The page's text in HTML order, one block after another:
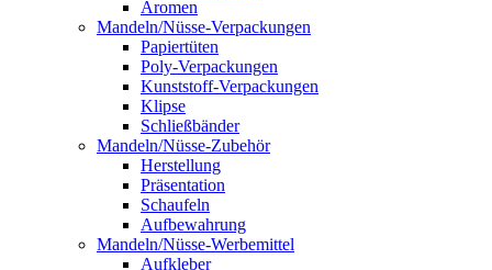
Aromen
Mandeln/Nüsse-Verpackungen
Papiertüten
Poly-Verpackungen
Kunststoff-Verpackungen
Klipse
Schließbänder
Mandeln/Nüsse-Zubehör
Herstellung
Präsentation
Schaufeln
Aufbewahrung
Mandeln/Nüsse-Werbemittel
Aufkleber